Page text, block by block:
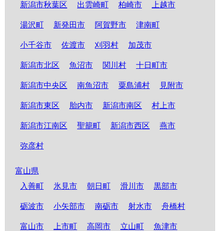
新潟市秋葉区 出雲崎町 柏崎市 上越市
湯沢町 新発田市 阿賀野市 津南町
小千谷市 佐渡市 刈羽村 加茂市
新潟市北区 魚沼市 関川村 十日町市
新潟市中央区 南魚沼市 粟島浦村 見附市
新潟市東区 胎内市 新潟市南区 村上市
新潟市江南区 聖籠町 新潟市西区 燕市
弥彦村
富山県
入善町
氷見市 朝日町 滑川市 黒部市
砺波市 小矢部市 南砺市 射水市 舟橋村
富山市 上市町 高岡市 立山町 魚津市